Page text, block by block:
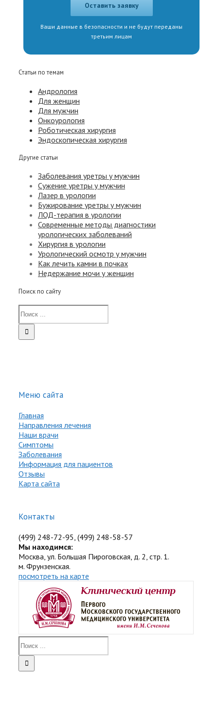
Ваши данные в безопасности и не будут переданы
третьим лицам
Статьи по темам
Андрология
Для женщин
Для мужчин
Онкоурология
Роботическая хирургия
Эндоскопическая хирургия
Другие статьи
Заболевания уретры у мужчин
Сужение уретры у мужчин
Лазер в урологии
Бужирование уретры у мужчин
ЛОД-терапия в урологии
Современные методы диагностики
урологических заболеваний
Хирургия в урологии
Урологический осмотр у мужчин
Как лечить камни в почках
Недержание мочи у женщин
Поиск по сайту
Меню сайта
Главная
Направления лечения
Наши врачи
Симптомы
Заболевания
Информация для пациентов
Отзывы
Карта сайта
Контакты
(499) 248-72-95, (499) 248-58-57
Мы находимся:
Москва, ул. Большая Пироговская, д. 2, стр. 1.
м. Фрунзенская.
посмотреть на карте